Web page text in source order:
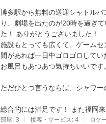
博多駅から無料の送迎シャトル
り、劇場を出たのが20時を過ぎ
た！ ありがとうございました！
施設もとっても広くて、ゲーム
間があれば一日中ゴロゴロしてい
お風呂もあつあつ気持ちいいです。
ただひとつ言うならば、シャワ
総合的には満足です！ また福岡
部屋: 3 | 接客・サービス: 4 | ロケ